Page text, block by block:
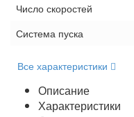
Число скоростей
Система пуска
Все характеристики
Описание
Характеристики